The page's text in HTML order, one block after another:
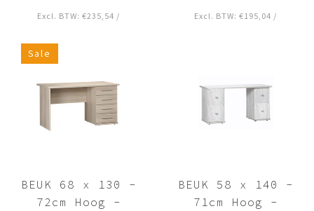
- Budel
Excl. BTW: €235,54 /
hout - Storm
Excl. BTW: €195,04 /
Sale
BEUK 68 x 130 -
72cm Hoog -
BEUK 58 x 140 -
71cm Hoog -